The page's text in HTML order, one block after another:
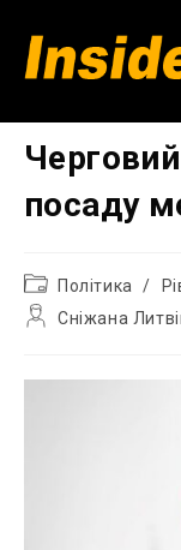
вмісту
посаду
Категорія
запису:
Політика /
АвторСніжана